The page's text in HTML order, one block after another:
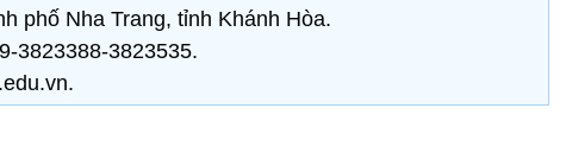
phố Nha Trang, tỉnh Khánh Hòa.
3823388-3823535.